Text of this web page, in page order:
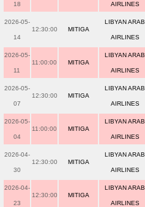
18 AIRLINES
2026-05-
14
12:30:00 MITIGA
LIBYAN ARAB
AIRLINES
2026-05-
11
11:00:00 MITIGA
LIBYAN ARAB
AIRLINES
2026-05-
07
12:30:00 MITIGA
LIBYAN ARAB
AIRLINES
2026-05-
04
11:00:00 MITIGA
LIBYAN ARAB
AIRLINES
2026-04-
30
12:30:00 MITIGA
LIBYAN ARAB
AIRLINES
2026-04-
23
12:30:00 MITIGA
LIBYAN ARAB
AIRLINES